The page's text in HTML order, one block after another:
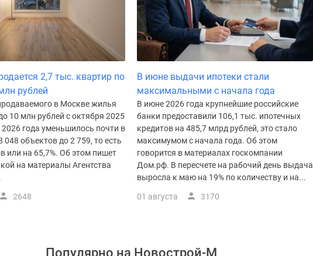
2,7 тыс. квартир по
рублей
в Москве жилья
10 млн рублей с октября 2025
года уменьшилось почти в
048 объектов до 2 759, то есть
или на 65,7%. Об этом пишет
на материалы Агентства
2648
В июне выдачи ипотеки стали
максимальными с начала года
В июне 2026 года крупнейшие российские
банки предоставили 106,1 тыс. ипотечных
кредитов на 485,7 млрд рублей, это стало
максимумом с начала года. Об этом
говорится в материалах госкомпании
Дом.рф. В пересчете на рабочий день выдача
выросла к маю на 19% по количеству и на...
01 августа 3170
Популярно на Новострой-М